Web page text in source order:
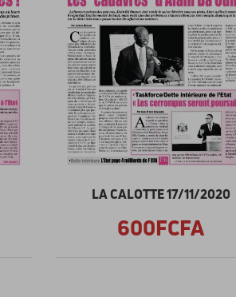
LA CALOTTE 17/11/2020
600FCFA